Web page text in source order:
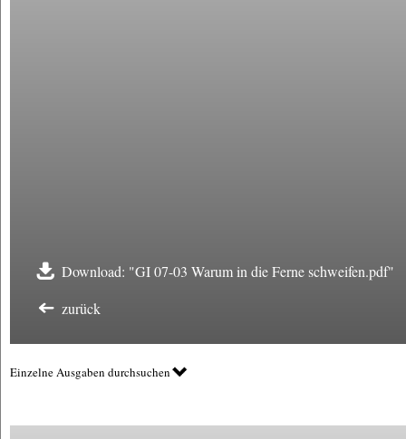
Download: "GI 07-03 Warum in die Ferne schweifen.pdf"
zurück
Einzelne Ausgaben durchsuchen